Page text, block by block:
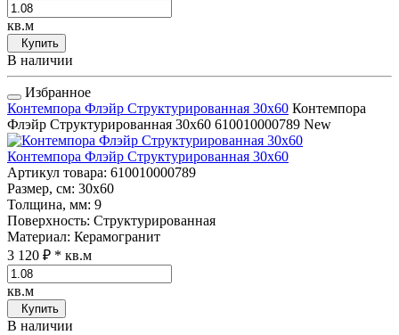
кв.м
Купить
В наличии
Избранное
Контемпора Флэйр Структурированная 30x60 Контемпора
Флэйр Структурированная 30x60 610010000789 New
Контемпора Флэйр Структурированная 30x60
Артикул товара: 610010000789
Размер, см: 30x60
Толщина, мм: 9
Поверхность: Структурированная
Материал: Керамогранит
3 120 ₽ * кв.м
кв.м
Купить
В наличии